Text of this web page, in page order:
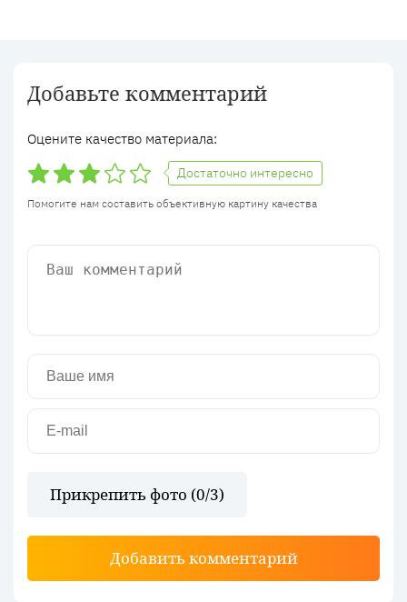
Добавьте комментарий
Оцените качество материала:
Достаточно интересно
Помогите нам составить объективную картину качества
Прикрепить фото (0/3)
Добавить комментарий